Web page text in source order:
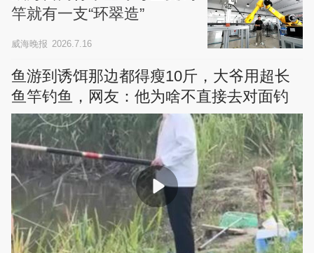
竿就有一支“环翠造”
威海晚报 2026.7.16
鱼游到诱饵那边都得瘦10斤，大爷用超长
鱼竿钓鱼，网友：他为啥不直接去对面钓